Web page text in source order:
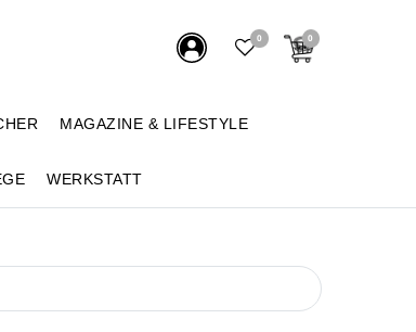
0 0
MAGAZINE & LIFESTYLE
WERKSTATT